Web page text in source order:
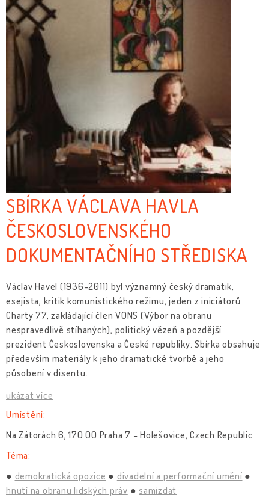
SBÍRKA VÁCLAVA HAVLA
ČESKOSLOVENSKÉHO
DOKUMENTAČNÍHO STŘEDISKA
Václav Havel (1936-2011) byl významný český dramatik,
esejista, kritik komunistického režimu, jeden z iniciátorů
Charty 77, zakládající člen VONS (Výbor na obranu
nespravedlivě stíhaných), politický vězeň a pozdější
prezident Československa a České republiky. Sbírka obsahuje
především materiály k jeho dramatické tvorbě a jeho
působení v disentu.
ukázat více
Umístění:
Na Zátorách 6, 170 00 Praha 7 - Holešovice, Czech Republic
Téma:
demokratická opozice
divadelní a performační umění
hnutí na obranu lidských práv
samizdat